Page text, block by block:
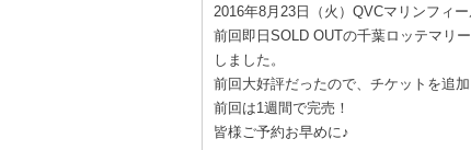
2016年8月23日（火）QVCマリンフィー
前回即日SOLD OUTの千葉ロッテマリ
しました。
前回大好評だったので、チケットを追
前回は1週間で完売！
皆様ご予約お早めに♪